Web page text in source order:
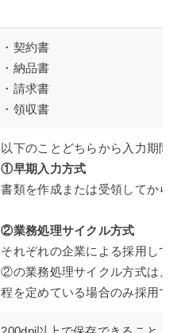
・契約書
・納品書
・請求書
・領収書
以下のことどちらから入力期間
①早期入力方式
書類を作成または受領してから
②業務処理サイクル方式
それぞれの企業による採用し
②の業務処理サイクル方式は、
程を定めている場合のみ採用で